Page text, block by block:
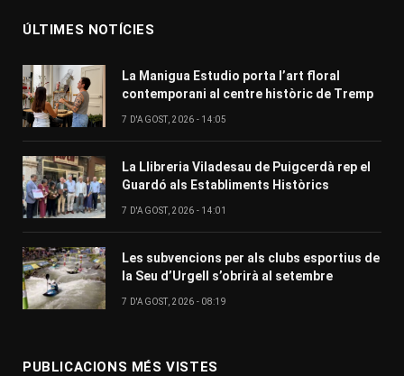
ÚLTIMES NOTÍCIES
La Manigua Estudio porta l’art floral
contemporani al centre històric de Tremp
7 D'AGOST, 2026 - 14:05
La Llibreria Viladesau de Puigcerdà rep el
Guardó als Establiments Històrics
7 D'AGOST, 2026 - 14:01
Les subvencions per als clubs esportius de
la Seu d’Urgell s’obrirà al setembre
7 D'AGOST, 2026 - 08:19
PUBLICACIONS MÉS VISTES